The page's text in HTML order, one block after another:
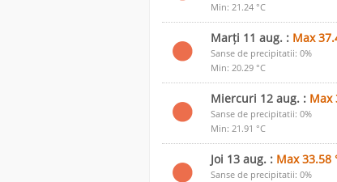
Min: 21.24 °C
Marți 11 aug. : Max
Sanse de precipitatii: 0%
Min: 20.29 °C
Miercuri 12 aug. : Max
Sanse de precipitatii: 0%
Min: 21.91 °C
Joi 13 aug. : Max 33.58
Sanse de precipitatii: 0%